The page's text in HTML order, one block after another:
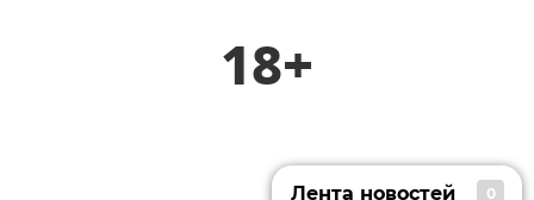
18+
Лента новостей 0